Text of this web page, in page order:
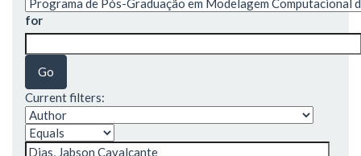
for
Current filters: